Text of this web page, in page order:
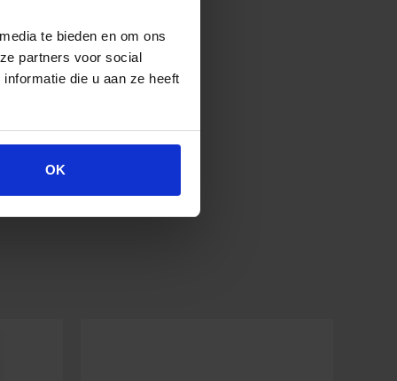
te bieden en om ons
partners voor social
die u aan ze heeft
OK